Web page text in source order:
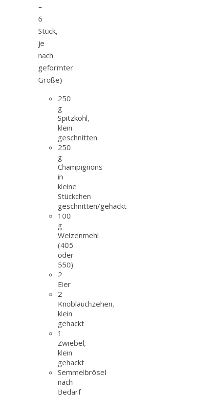
–
6
Stück,
je
nach
geformter
Größe)
250
g
Spitzkohl,
klein
geschnitten
250
g
Champignons
in
kleine
Stückchen
geschnitten/gehackt
100
g
Weizenmehl
(405
oder
550)
2
Eier
2
Knoblauchzehen,
klein
gehackt
1
Zwiebel,
klein
gehackt
Semmelbrösel
nach
Bedarf